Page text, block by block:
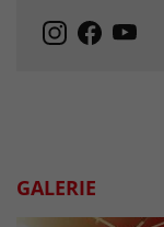
GALERIE